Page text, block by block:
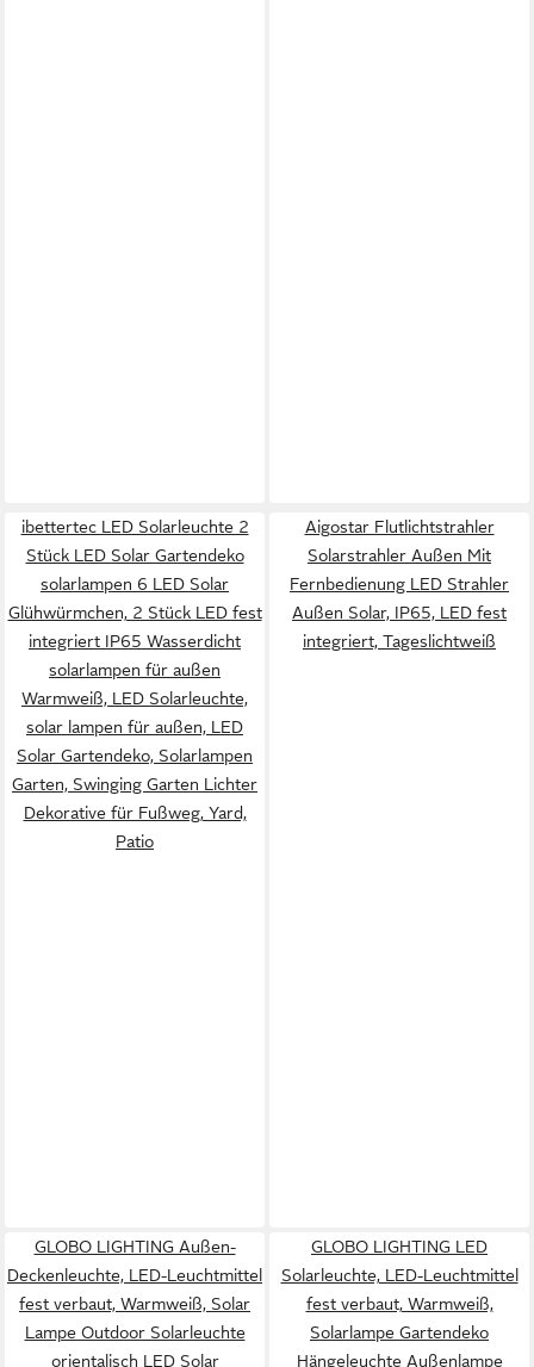
ibettertec LED Solarleuchte 2
Stück LED Solar Gartendeko
solarlampen 6 LED Solar
Glühwürmchen, 2 Stück LED fest
integriert IP65 Wasserdicht
solarlampen für außen
Warmweiß, LED Solarleuchte,
solar lampen für außen, LED
Solar Gartendeko, Solarlampen
Garten, Swinging Garten Lichter
Dekorative für Fußweg, Yard,
Patio
Aigostar Flutlichtstrahler
Solarstrahler Außen Mit
Fernbedienung LED Strahler
Außen Solar, IP65, LED fest
integriert, Tageslichtweiß
GLOBO LIGHTING Außen-
Deckenleuchte, LED-Leuchtmittel
fest verbaut, Warmweiß, Solar
Lampe Outdoor Solarleuchte
orientalisch LED Solar
GLOBO LIGHTING LED
Solarleuchte, LED-Leuchtmittel
fest verbaut, Warmweiß,
Solarlampe Gartendeko
Hängeleuchte Außenlampe